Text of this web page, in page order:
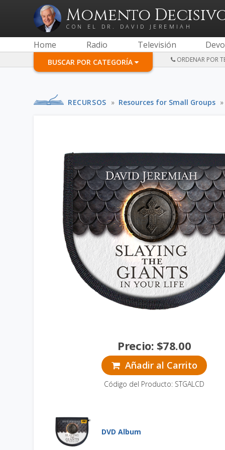
Momento
CON EL DR. DAVID JEREMIAH
Home Radio Televisión
BUSCAR POR CATEGORÍA ORDENAR POR
RECURSOS » Resources for Small Groups »
Precio: $78.00
Añadir al Carrito
Código del Producto: STGALCD
DVD Album